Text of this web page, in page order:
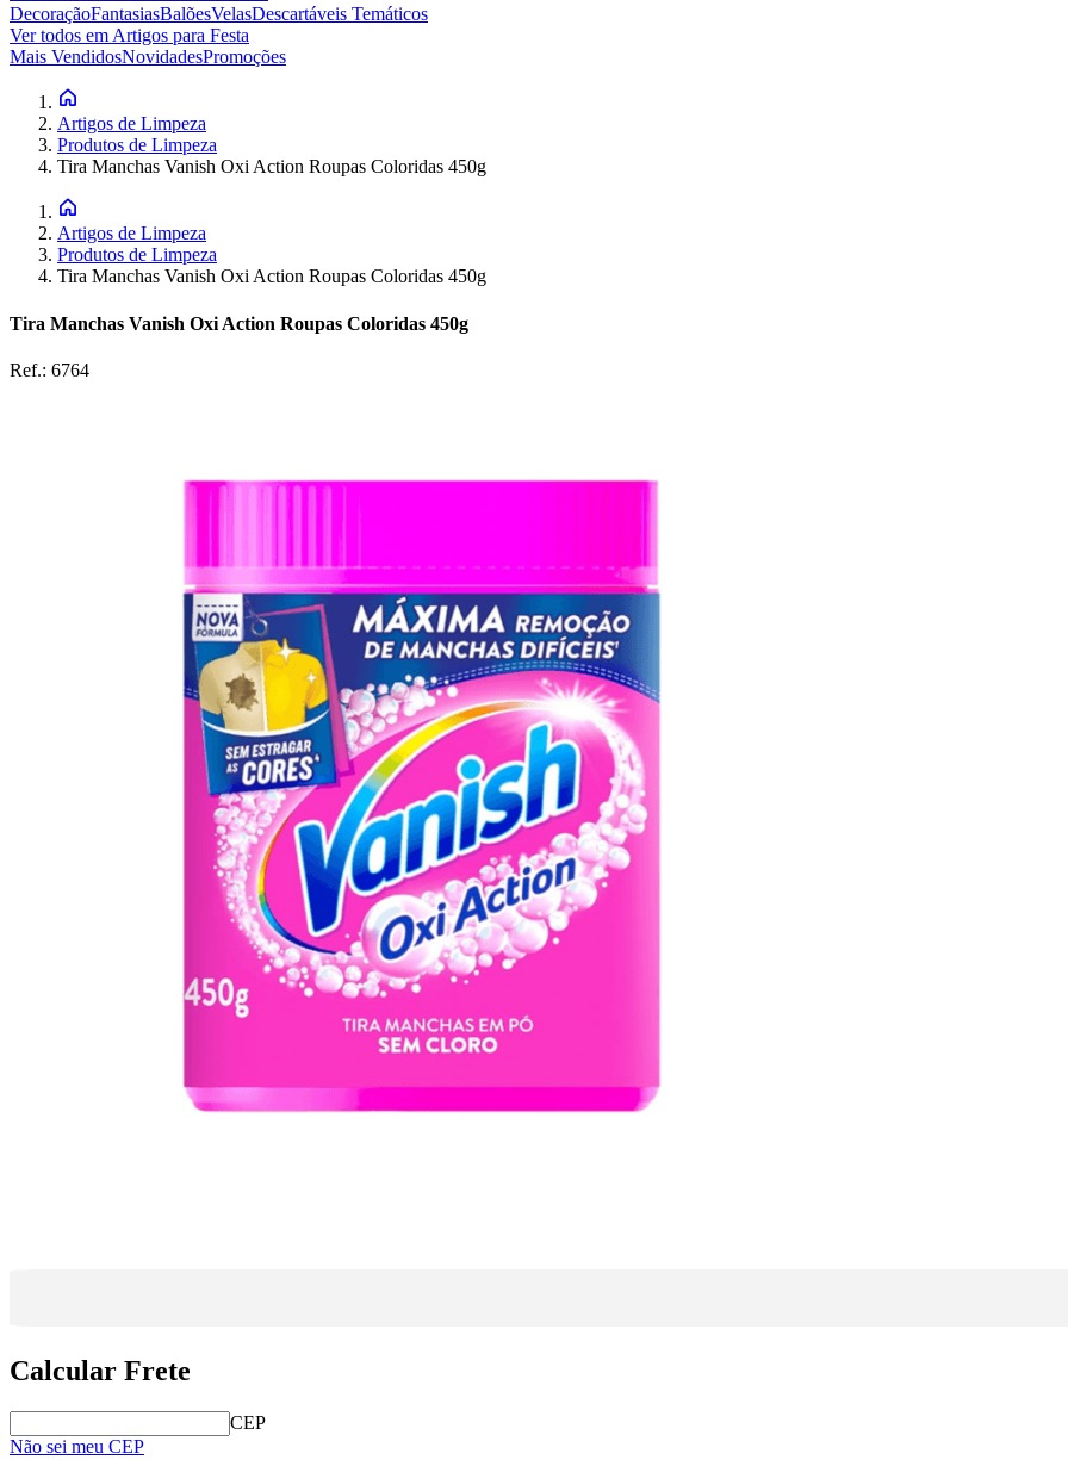
DecoraçãoFantasiasBalõesVelasDescartáveis Temáticos
Ver todos emArtigos para Festa
Mais VendidosNovidadesPromoções
Artigos de Limpeza
Produtos de Limpeza
Tira Manchas Vanish Oxi Action Roupas Coloridas 450g
Artigos de Limpeza
Produtos de Limpeza
Tira Manchas Vanish Oxi Action Roupas Coloridas 450g
Tira Manchas Vanish Oxi Action Roupas Coloridas 450g
Ref.: 6764
Calcular Frete
CEP
Não sei meu CEP